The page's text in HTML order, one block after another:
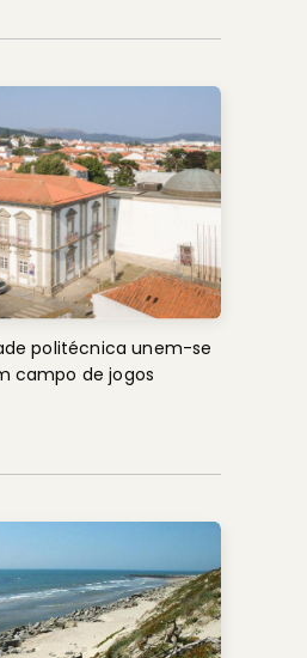
politécnica unem-se
campo de jogos